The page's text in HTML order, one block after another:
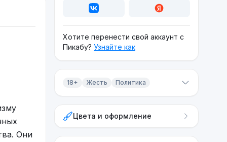
Они
Хотите перенести свой аккаунт с
Пикабу? Узнайте как
18+ Жесть Политика
ЖестьЦвета и оформление